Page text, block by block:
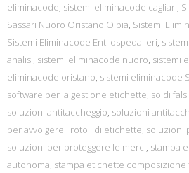
eliminacode, sistemi eliminacode cagliari,
Sassari Nuoro Oristano Olbia, Sistemi
Sistemi Eliminacode Enti ospedalieri,
analisi, sistemi eliminacode nuoro, sistemi
eliminacode oristano, sistemi eliminacode
software per la gestione etichette, soldi falsi
soluzioni antitaccheggio, soluzioni
per avvolgere i rotoli di etichette, soluzioni
soluzioni per proteggere le merci, stampa
autonoma, stampa etichette composizione